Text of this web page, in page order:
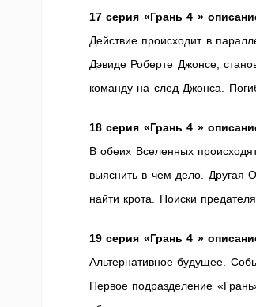
17 серия «Грань 4 »
Действие происходит в
Дэвиде Роберте Джонсе,
команду на след Джонса.
18 серия «Грань 4 »
В обеих Вселенных
выяснить в чем дело. Другая
найти крота. Поиски
19 серия «Грань 4 »
Альтернативное будущее.
Первое подразделение